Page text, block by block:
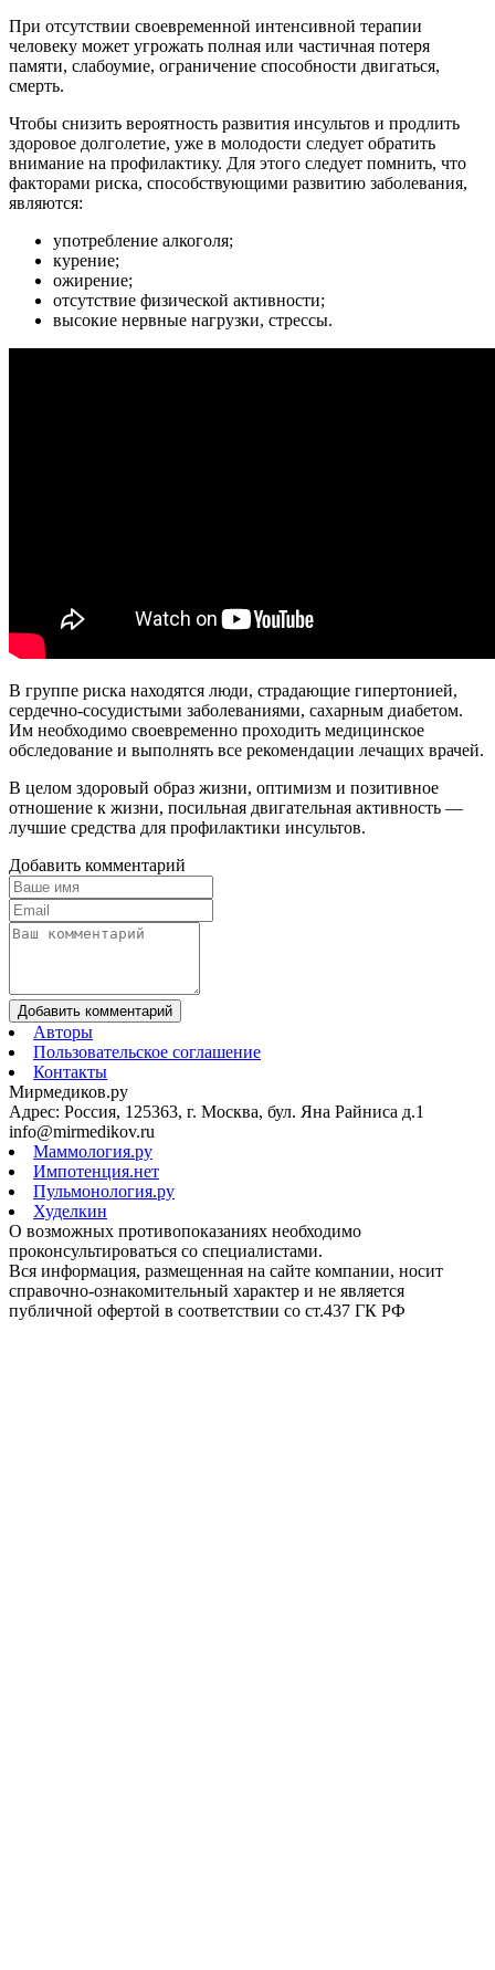
При отсутствии своевременной интенсивной терапии
человеку может угрожать полная или частичная потеря
памяти, слабоумие, ограничение способности двигаться,
смерть.
Чтобы снизить вероятность развития инсультов и продлить
здоровое долголетие, уже в молодости следует обратить
внимание на профилактику. Для этого следует помнить, что
факторами риска, способствующими развитию заболевания,
являются:
употребление алкоголя;
курение;
ожирение;
отсутствие физической активности;
высокие нервные нагрузки, стрессы.
В группе риска находятся люди, страдающие гипертонией,
сердечно-сосудистыми заболеваниями, сахарным диабетом.
Им необходимо своевременно проходить медицинское
обследование и выполнять все рекомендации лечащих врачей.
В целом здоровый образ жизни, оптимизм и позитивное
отношение к жизни, посильная двигательная активность —
лучшие средства для профилактики инсультов.
Добавить комментарий
Добавить комментарий
Авторы
Пользовательское соглашение
Контакты
Мирмедиков.ру
Адрес: Россия, 125363, г. Москва, бул. Яна Райниса д.1
info@mirmedikov.ru
Маммология.ру
Импотенция.нет
Пульмонология.ру
Худелкин
О возможных противопоказаниях необходимо
проконсультироваться со специалистами.
Вся информация, размещенная на сайте компании, носит
справочно-ознакомительный характер и не является
публичной офертой в соответствии со ст.437 ГК РФ